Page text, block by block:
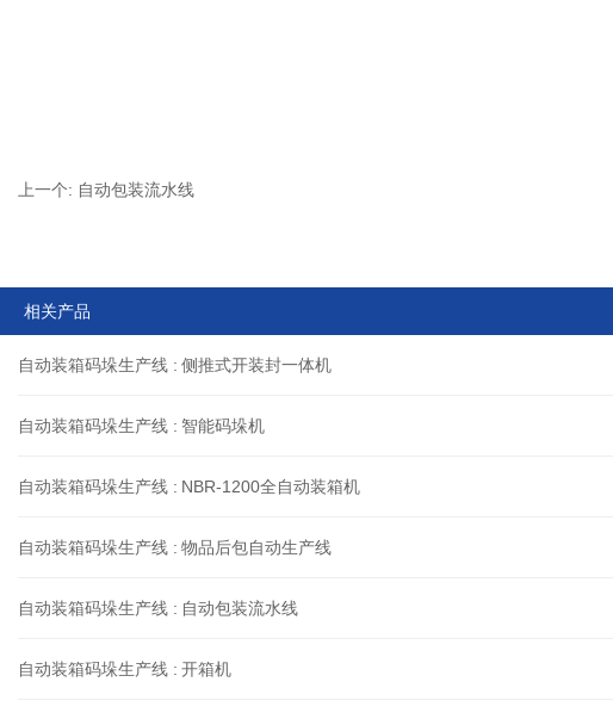
上一个: 自动包装流水线
相关产品
自动装箱码垛生产线 : 侧推式开装封一体机
自动装箱码垛生产线 : 智能码垛机
自动装箱码垛生产线 : NBR-1200全自动装箱机
自动装箱码垛生产线 : 物品后包自动生产线
自动装箱码垛生产线 : 自动包装流水线
自动装箱码垛生产线 : 开箱机